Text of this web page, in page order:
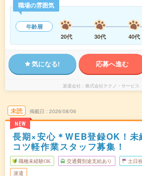
職場の雰囲気
年齢層
20代
30代 40代
気になる! 応募へ進む
派遣会社 株式会社テクノ・サービ
未読
NEW
掲載日 2026/08/06
長期×安心＊WEB登録OK！未
コツ軽作業スタッフ募集！
職種未経験OK 交通費別途支給あり 土日
派遣